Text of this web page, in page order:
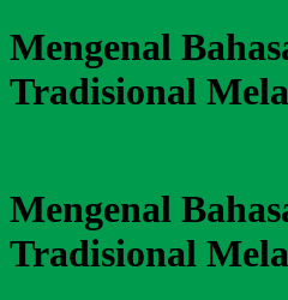
Mengenal
Tradisional
Mengenal
Tradisional